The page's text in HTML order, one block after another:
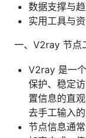
数据支撑与
实用工具与
一、V2ray 节点
V2ray 是一
保护、稳定
置信息的直
去手工输入的
节点信息通